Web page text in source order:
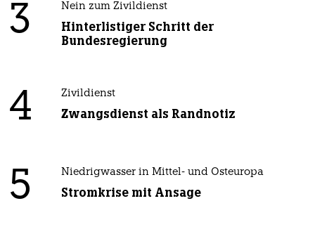
3 Nein zum Zivildienst
Hinterlistiger Schritt der
Bundesregierung
4 Zivildienst
Zwangsdienst als Randnotiz
5 Niedrigwasser in Mittel- und Osteuropa
Stromkrise mit Ansage